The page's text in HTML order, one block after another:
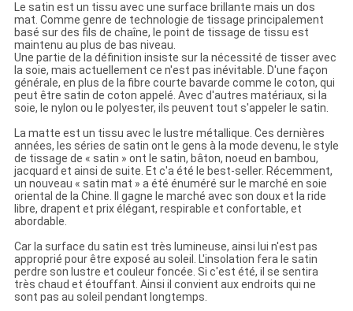
Le satin est un tissu avec une surface brillante mais un dos
mat. Comme genre de technologie de tissage principalement
basé sur des fils de chaîne, le point de tissage de tissu est
maintenu au plus de bas niveau.
Une partie de la définition insiste sur la nécessité de tisser avec
la soie, mais actuellement ce n'est pas inévitable. D'une façon
générale, en plus de la fibre courte bavarde comme le coton, qui
peut être satin de coton appelé. Avec d'autres matériaux, si la
soie, le nylon ou le polyester, ils peuvent tout s'appeler le satin.
La matte est un tissu avec le lustre métallique. Ces dernières
années, les séries de satin ont le gens à la mode devenu, le style
de tissage de « satin » ont le satin, bâton, noeud en bambou,
jacquard et ainsi de suite. Et c'a été le best-seller. Récemment,
un nouveau « satin mat » a été énuméré sur le marché en soie
oriental de la Chine. Il gagne le marché avec son doux et la ride
libre, drapent et prix élégant, respirable et confortable, et
abordable.
Car la surface du satin est très lumineuse, ainsi lui n'est pas
approprié pour être exposé au soleil. L'insolation fera le satin
perdre son lustre et couleur foncée. Si c'est été, il se sentira
très chaud et étouffant. Ainsi il convient aux endroits qui ne
sont pas au soleil pendant longtemps.